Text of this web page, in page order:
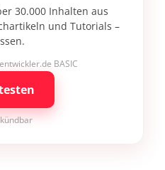
30.000 Inhalten aus
und Tutorials –
BASIC